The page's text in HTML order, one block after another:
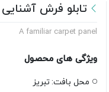
تابلو فرش آشنایی
A familiar carpet panel
ویژگی های محصول
محل بافت:تبریز